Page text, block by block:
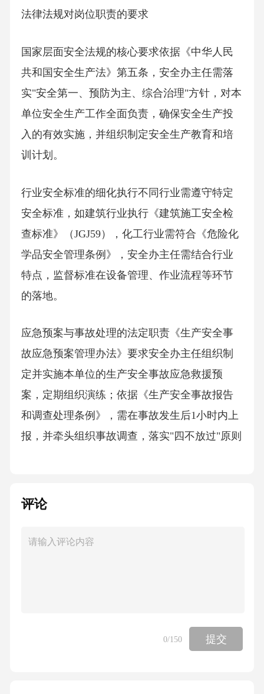
法律法规对岗位职责的要求
国家层面安全法规的核心要求依据《中华人民
共和国安全生产法》第五条，安全办主任需落
实"安全第一、预防为主、综合治理"方针，对本
单位安全生产工作全面负责，确保安全生产投
入的有效实施，并组织制定安全生产教育和培
训计划。
行业安全标准的细化执行不同行业需遵守特定
安全标准，如建筑行业执行《建筑施工安全检
查标准》（JGJ59），化工行业需符合《危险化
学品安全管理条例》，安全办主任需结合行业
特点，监督标准在设备管理、作业流程等环节
的落地。
应急预案与事故处理的法定职责《生产安全事
故应急预案管理办法》要求安全办主任组织制
定并实施本单位的生产安全事故应急救援预
案，定期组织演练；依据《生产安全事故报告
和调查处理条例》，需在事故发生后1小时内上
报，并牵头组织事故调查，落实"四不放过"原则
民共和国职业病防治法》，安全办主任需监督
制定依据与原则安全管理制度体系构建依据国
评论
0/150 提交